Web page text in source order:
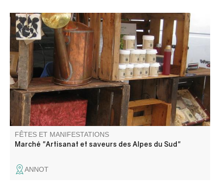
Les marchés proposés sont des manifestations de
producteurs et artisans certifiés avec des produits qui
viennent directement de leurs exploitations ou de leurs
ateliers implantés dans les Alpes de haute-Provence ou
des Hautes Alpes.
FÊTES ET MANIFESTATIONS
Marché "Artisanat et saveurs des Alpes du Sud"
ANNOT